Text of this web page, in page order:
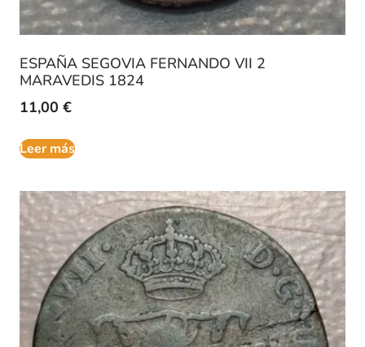
ESPAÑA SEGOVIA FERNANDO VII 2
MARAVEDIS 1824
11,00 €
Leer más